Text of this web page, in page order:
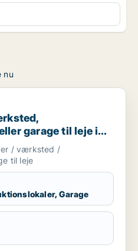
nu
produktionslokaler eller garage
garage til leje i
/ værksted /
til leje
Garage